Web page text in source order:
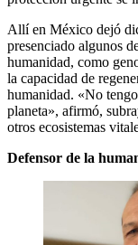
Allí en México dejó
presenciado algunos
humanidad, como
la capacidad de
humanidad. «No
planeta», afirmó,
otros ecosistemas
Defensor de la